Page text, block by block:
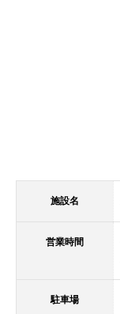
施設名
営業時間
駐車場